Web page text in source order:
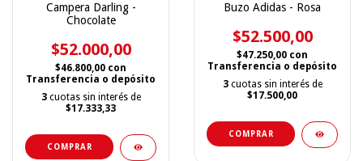
Campera Darling -
Chocolate
$52.000,00
$46.800,00 con
Transferencia o depósito
3 cuotas sin interés de
$17.333,33
COMPRAR
Buzo Adidas - Rosa
$52.500,00
$47.250,00 con
Transferencia o depósito
3 cuotas sin interés de
$17.500,00
COMPRAR